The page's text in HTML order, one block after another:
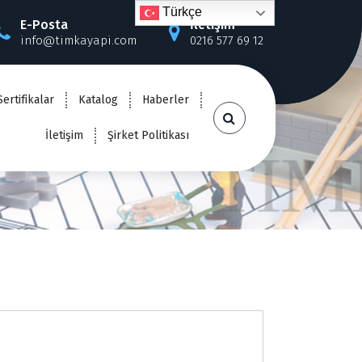
E-Posta
info@timkayapi.com
İletişim
0216 577 69 12
Katalog Haberler
İletişim Şirket Politikası
Türkçe